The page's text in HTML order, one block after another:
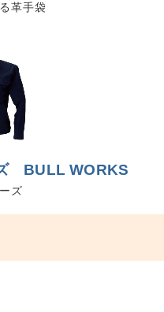
革手袋
BULL WORKS
ズ